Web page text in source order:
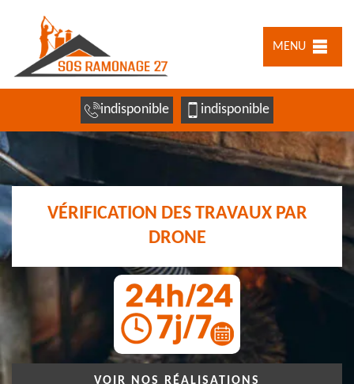
MENU
indisponible indisponible
VÉRIFICATION DES TRAVAUX PAR
DRONE
VOIR NOS RÉALISATIONS